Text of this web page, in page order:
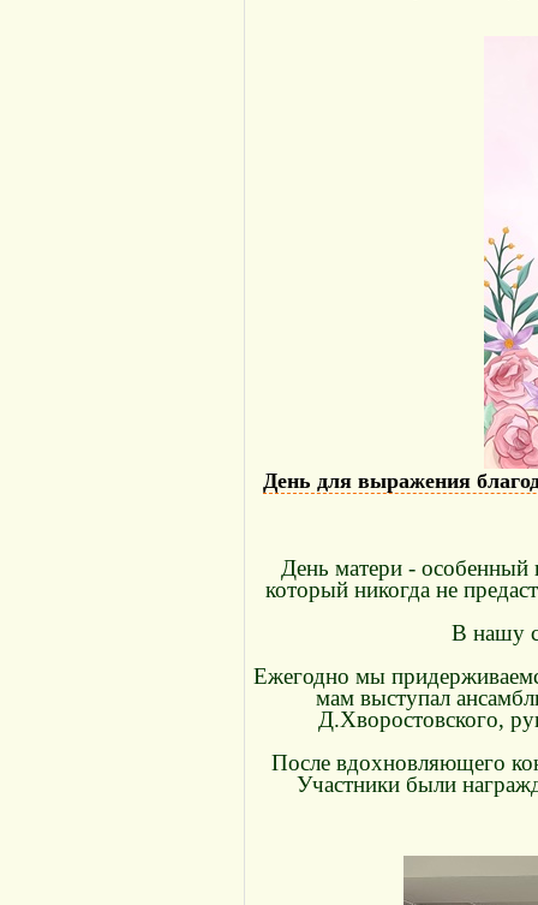
День для выражения
День матери -
который никогда не
В нашу
Ежегодно мы
мам выступал
Д.Хворостовского,
После вдохновляющего
Участники были